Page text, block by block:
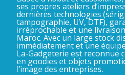
ses propres ateliers
dernières technologies
tampographie, UV, DTF),
irréprochable et une
Maroc. Avec un large stock
immédiatement et une
La-Gadgeterie est reconnue
en goodies et objets
l’image des entreprises.